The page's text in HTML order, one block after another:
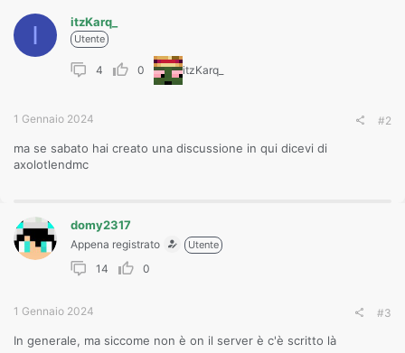
I itzKarq_
Utente
4 0 itzKarq_
1 Gennaio 2024 #2
ma se sabato hai creato una discussione in qui dicevi di
axolotlendmc
domy2317
Appena registrato Utente
14 0
1 Gennaio 2024 #3
In generale, ma siccome non è on il server è c'è scritto là